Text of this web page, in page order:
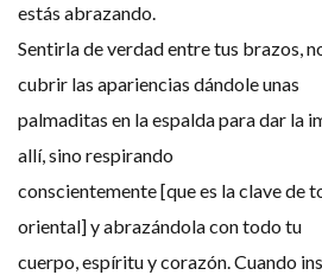
estás abrazando.
Sentirla de verdad entre tus brazos,
cubrir las apariencias dándole unas
palmaditas en la espalda para dar la
allí, sino respirando
conscientemente [que es la clave de
oriental] y abrazándola con todo tu
cuerpo, espíritu y corazón. Cuando